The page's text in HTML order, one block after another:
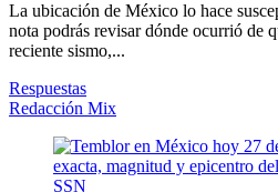
La ubicación de México lo hace
nota podrás revisar dónde ocurrió de
reciente sismo,...
Respuestas
Redacción Mix